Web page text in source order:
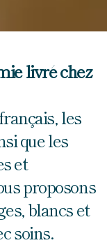
livré chez
les
que les
et
proposons
blancs et
soins.